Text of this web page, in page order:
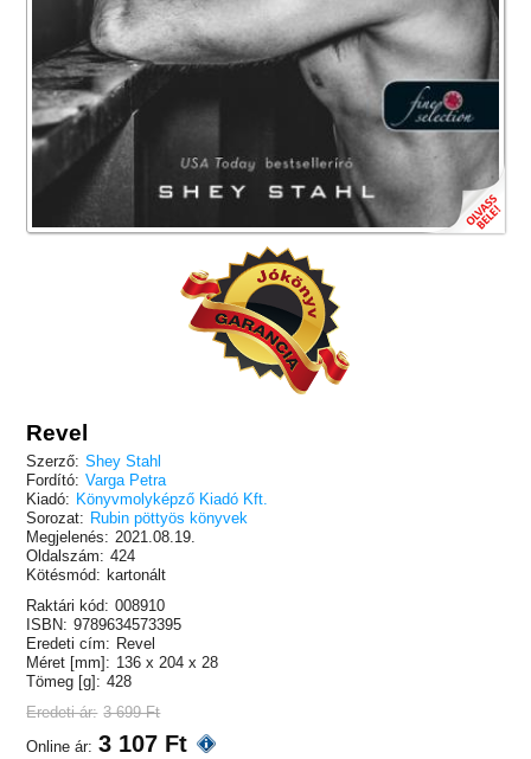
Revel
Szerző: Shey Stahl
Fordító: Varga Petra
Kiadó: Könyvmolyképző Kiadó Kft.
Sorozat: Rubin pöttyös könyvek
Megjelenés: 2021.08.19.
Oldalszám: 424
Kötésmód: kartonált
Raktári kód: 008910
ISBN: 9789634573395
Eredeti cím: Revel
Méret [mm]: 136 x 204 x 28
Tömeg [g]: 428
Eredeti ár: 3 699 Ft
Online ár: 3 107 Ft